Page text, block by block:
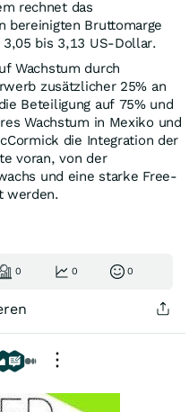
rechnet das
bereinigten Bruttomarge
bis 3,13 US-Dollar.
Wachstum durch
zusätzlicher 25% an
Beteiligung auf 75% und
Wachstum in Mexiko und
die Integration der
voran, von der
und eine starke Free-
werden.
0 0 0